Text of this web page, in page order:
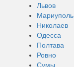
Львов
Мариуполь
Николаев
Одесса
Полтава
Ровно
Сумы